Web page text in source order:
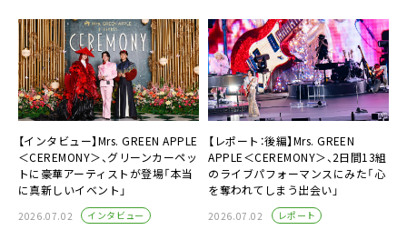
【インタビュー】Mrs. GREEN APPLE
＜CEREMONY＞、グリーンカーペッ
トに豪華アーティストが登場「本当
に真新しいイベント」
2026.07.02 インタビュー
【レポート：後編】Mrs. GREEN
APPLE＜CEREMONY＞、2日間13組
のライブパフォーマンスにみた「心
を奪われてしまう出会い」
2026.07.02 レポート